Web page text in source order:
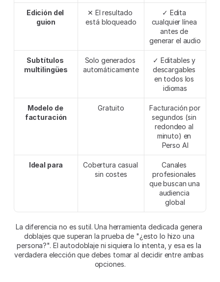
Edición del
guion
✕ El resultado
está bloqueado
✓ Edita
cualquier línea
antes de
generar el audio
Subtítulos
multilingües
Solo generados
automáticamente
✓ Editables y
descargables
en todos los
idiomas
Modelo de
facturación
Gratuito
Facturación por
segundos (sin
redondeo al
minuto) en
Perso AI
Ideal para
Cobertura casual
sin costes
Canales
profesionales
que buscan una
audiencia
global
La diferencia no es sutil. Una herramienta dedicada genera
doblajes que superan la prueba de "¿esto lo hizo una
persona?". El autodoblaje ni siquiera lo intenta, y esa es la
verdadera elección que debes tomar al decidir entre ambas
opciones.